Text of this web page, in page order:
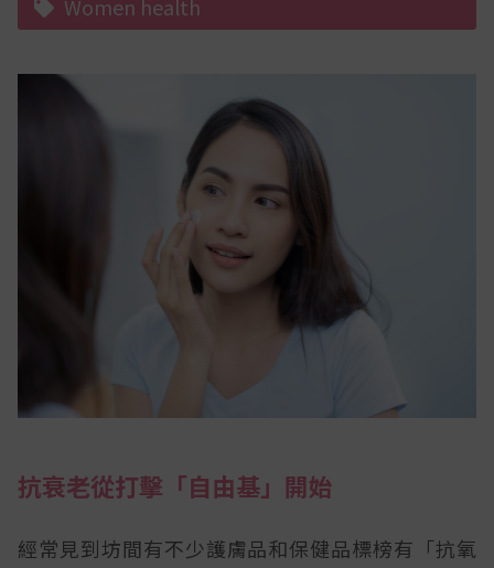
Women health
抗衰老從打擊「自由基」開始
經常見到坊間有不少護膚品和保健品標榜有「抗氧